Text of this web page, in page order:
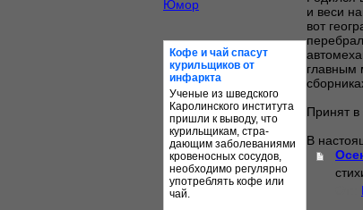
и веси
вот
главным
Принят в
В
Юмор
Кофе и чай спасут
куриль­щиков от
инфаркта
Ученые из шведского
Каро­линс­кого института
пришли к выводу, что
куриль­щикам, стра­
дающим забо­ле­ва­ниями
крове­носных сосудов,
необ­хо­димо регулярно
упот­реб­лять кофе или
чай.